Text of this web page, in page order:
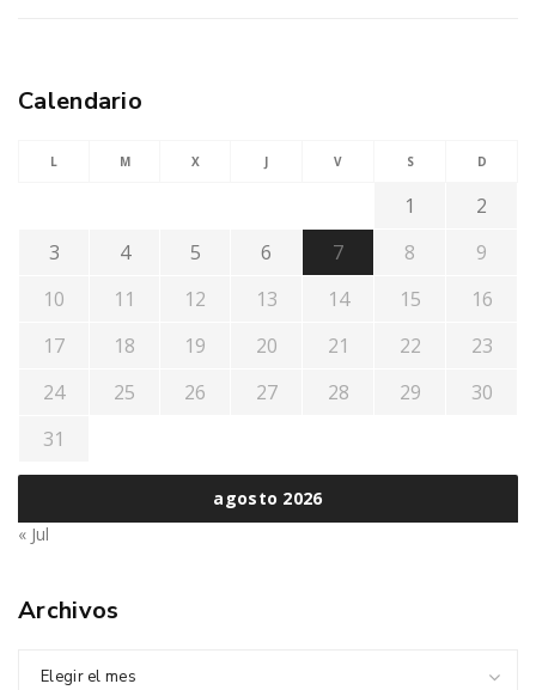
Calendario
agosto 2026
L M X J V S D
1
2
3
4 5 6 7 8
9
10
11 12 13 14 15
16
17
18 19 20 21 22
23
24
25 26 27 28 29
30
31
« Jul
Archivos
Elegir el mes